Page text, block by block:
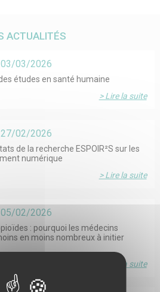
ACTUALITÉS
03/03/2026
études en santé humaine
> Lire la suite
27/02/2026
de la recherche ESPOIR²S sur les
numérique
> Lire la suite
05/02/2026
: pourquoi les médecins
en moins nombreux à initier
> Lire la suite